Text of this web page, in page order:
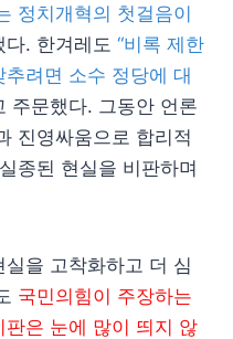
정치개혁의 첫걸음이
다. 한겨레도 “비록 제한
려면 소수 정당에 대
주문했다. 그동안 언론
진영싸움으로 합리적
종된 현실을 비판하며
을 고착화하고 더 심
국민의힘이 주장하는
은 눈에 많이 띄지 않